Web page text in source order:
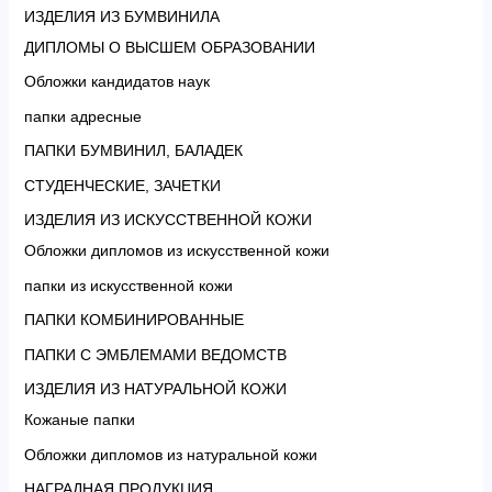
ИЗДЕЛИЯ ИЗ БУМВИНИЛА
ДИПЛОМЫ О ВЫСШЕМ ОБРАЗОВАНИИ
Обложки кандидатов наук
папки адресные
ПАПКИ БУМВИНИЛ, БАЛАДЕК
СТУДЕНЧЕСКИЕ, ЗАЧЕТКИ
ИЗДЕЛИЯ ИЗ ИСКУССТВЕННОЙ КОЖИ
Обложки дипломов из искусственной кожи
папки из искусственной кожи
ПАПКИ КОМБИНИРОВАННЫЕ
ПАПКИ С ЭМБЛЕМАМИ ВЕДОМСТВ
ИЗДЕЛИЯ ИЗ НАТУРАЛЬНОЙ КОЖИ
Кожаные папки
Обложки дипломов из натуральной кожи